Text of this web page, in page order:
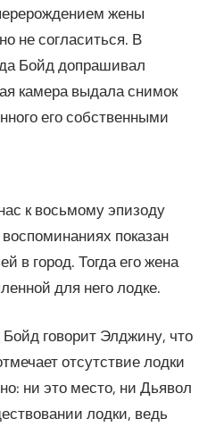
жены
не согласиться. В
Бойд допрашивал
камера выдала снимок
его собственными
к восьмому эпизоду
воспоминаниях показан
в город. Тогда его жена
для него лодке.
говорит Элджину, что
отсутствие лодки
ни это место, ни Дьявол
лодки, ведь